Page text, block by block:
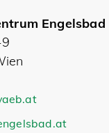
Engelsbad